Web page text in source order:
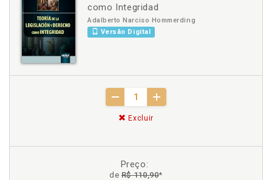
como Integridad
Adalberto Narciso Hommerding
Versão Digital
Excluir
Preço:
deR$ 110,90*